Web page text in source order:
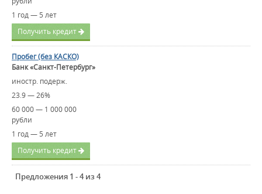
1 год — 5 лет
Получить кредит
Пробег (без КАСКО)
Банк «Санкт-Петербург»
иностр. подерж.
23.9 — 26%
60 000 — 1 000 000
рубли
1 год — 5 лет
Получить кредит
Предложения 1 - 4 из 4